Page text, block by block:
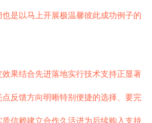
是以马上开展极温馨彼此成功例子的
果结合先进落地实行技术支持正显著
反馈方向明晰特别便捷的选择、要完
信赖建立合作久活进为后续购入支持